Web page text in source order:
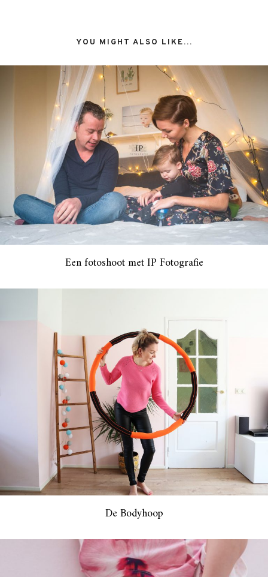
YOU MIGHT ALSO LIKE...
Een fotoshoot met IP Fotografie
De Bodyhoop